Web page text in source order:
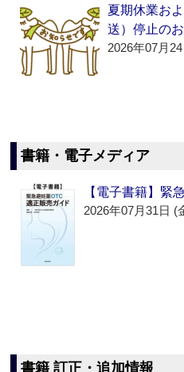
夏期休業お
送）停止の
2026年07月
書籍・電子メディア
【電子書籍】緊
2026年07月31日 (
書籍 訂正・追加情報